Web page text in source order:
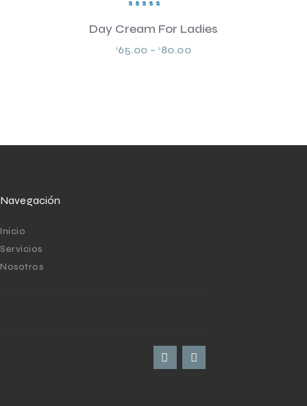
Day Cream For Ladies
5.00
de 5
$65.00 – $ 80.00
Navegación
Inicio
Servicios
Nosotros